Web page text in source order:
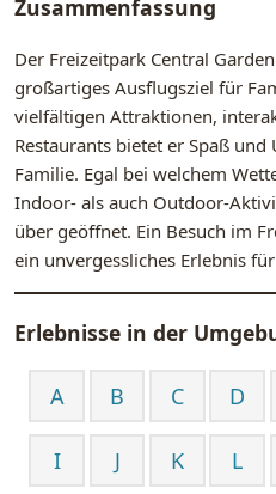
Zusammenfassung
Der Freizeitpark Central
großartiges Ausflugsziel für
vielfältigen Attraktionen,
Restaurants bietet er Spaß
Familie. Egal bei welchem
Indoor- als auch Outdoor-
über geöffnet. Ein Besuch im
ein unvergessliches Erlebnis
Erlebnisse in der
A B C D
I J K L